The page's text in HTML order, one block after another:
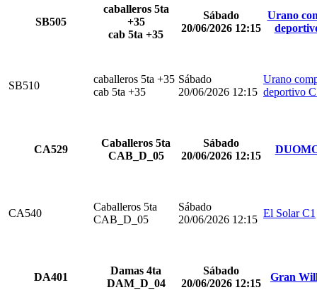
SB505
caballeros 5ta
+35
cab 5ta +35
Sábado
20/06/2026 12:15
Urano
SB510
caballeros 5ta +35
cab 5ta +35
Sábado
20/06/2026 12:15
Urano
deportivo
CA529
Caballeros 5ta
CAB_D_05
Sábado
20/06/2026 12:15
CA540
Caballeros 5ta
CAB_D_05
Sábado
20/06/2026 12:15
El Solar C1
DA401
Damas 4ta
DAM_D_04
Sábado
20/06/2026 12:15
Gran